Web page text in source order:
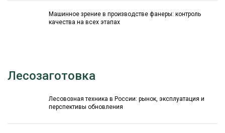
Машинное зрение в производстве фанеры: контроль
качества на всех этапах
Лесозаготовка
Лесовозная техника в России: рынок, эксплуатация и
перспективы обновления